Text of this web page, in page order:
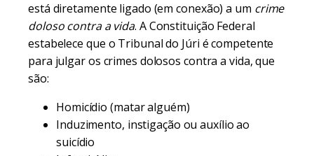
está diretamente ligado (em conexão) a um crime
doloso contra a vida. A Constituição Federal
estabelece que o Tribunal do Júri é competente
para julgar os crimes dolosos contra a vida, que
são:
Homicídio (matar alguém)
Induzimento, instigação ou auxílio ao
suicídio